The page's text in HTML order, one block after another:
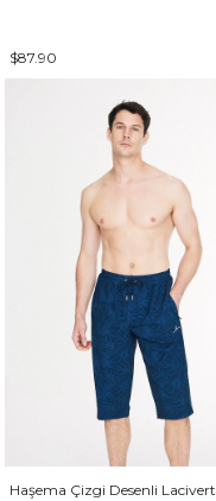
$87.90
Haşema Çizgi Desenli Lacivert